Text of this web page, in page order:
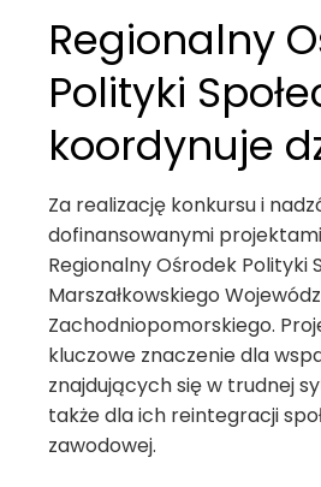
Regionalny
Polityki
koordynuje
Za realizację konkursu i
dofinansowanymi
Regionalny Ośrodek Polityki
Marszałkowskiego
Zachodniopomorskiego.
kluczowe znaczenie dla
znajdujących się w trudnej
także dla ich reintegracji
zawodowej.